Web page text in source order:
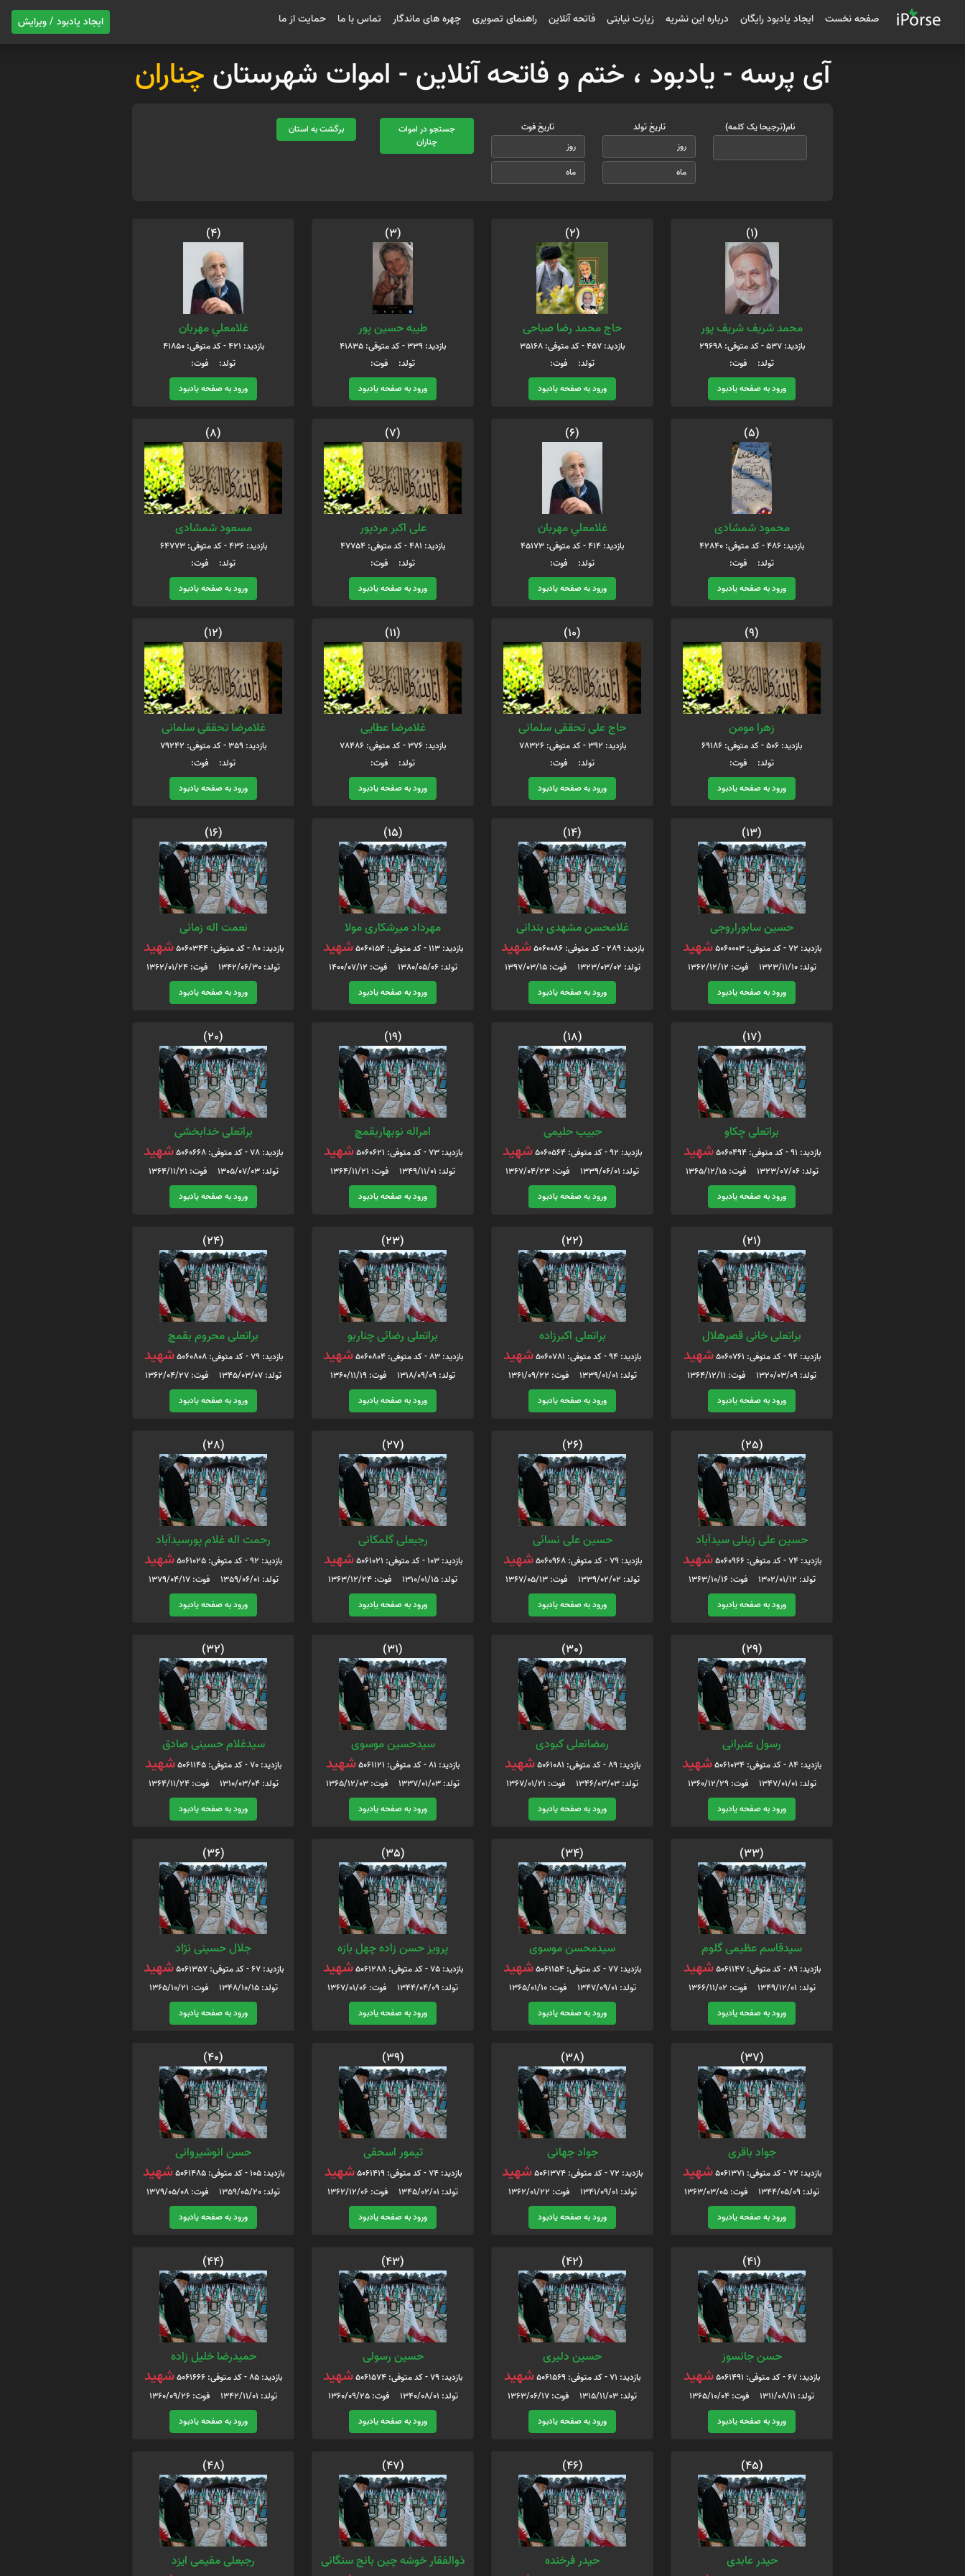
ایجاد یادبود / ویرایش صفحه نخست ایجاد یادبود رایگان درباره این نشریه زیارت نیابتی فاتحه آنلاین راهنمای تصویری چهره های ماندگار تماس با ما حمایت از ما
آی پرسه - یادبود ، ختم و فاتحه آنلاین - اموات شهرستان چناران
نام(ترجیحا یک کلمه) تاریخ تولد تاریخ فوت
جستجو در اموات
چناران
برگشت به استان
(1)
محمد شریف شریف پور
بازدید: 537 - کد متوفی: 29698
تولد: فوت:
ورود به صفحه یادبود
(2)
حاج محمد رضا صباحی
بازدید: 457 - کد متوفی: 35168
تولد: فوت:
ورود به صفحه یادبود
(3)
طيبه حسين پور
بازدید: 339 - کد متوفی: 41835
تولد: فوت:
ورود به صفحه یادبود
(4)
غلامعلي مهربان
بازدید: 421 - کد متوفی: 41850
تولد: فوت:
ورود به صفحه یادبود
(5)
محمود شمشادی
بازدید: 486 - کد متوفی: 42840
تولد: فوت:
ورود به صفحه یادبود
(6)
غلامعلي مهربان
بازدید: 414 - کد متوفی: 45173
تولد: فوت:
ورود به صفحه یادبود
(7)
علی اکبر مردپور
بازدید: 481 - کد متوفی: 47754
تولد: فوت:
ورود به صفحه یادبود
(8)
مسعود شمشادی
بازدید: 436 - کد متوفی: 64773
تولد: فوت:
ورود به صفحه یادبود
(9)
زهرا مومن
بازدید: 506 - کد متوفی: 69186
تولد: فوت:
ورود به صفحه یادبود
(10)
حاج علی تحققی سلمانی
بازدید: 392 - کد متوفی: 78326
تولد: فوت:
ورود به صفحه یادبود
(11)
غلامرضا عطایی
بازدید: 376 - کد متوفی: 78486
تولد: فوت:
ورود به صفحه یادبود
(12)
غلامرضا تحققی سلمانی
بازدید: 359 - کد متوفی: 79242
تولد: فوت:
ورود به صفحه یادبود
(13)
حسین سابوراروجی
بازدید: 72 - کد متوفی: 5060003 شهید
تولد: 1323/11/10 فوت: 1362/12/12
ورود به صفحه یادبود
(14)
غلامحسن مشهدی بندانی
بازدید: 289 - کد متوفی: 5060086 شهید
تولد: 1323/03/02 فوت: 1397/03/15
ورود به صفحه یادبود
(15)
مهرداد میرشکاری مولا
بازدید: 113 - کد متوفی: 5060154 شهید
تولد: 1380/05/06 فوت: 1400/07/12
ورود به صفحه یادبود
(16)
نعمت اله زمانی
بازدید: 80 - کد متوفی: 5060344 شهید
تولد: 1342/06/30 فوت: 1362/01/24
ورود به صفحه یادبود
(17)
براتعلی چکاو
بازدید: 91 - کد متوفی: 5060494 شهید
تولد: 1323/07/06 فوت: 1365/12/15
ورود به صفحه یادبود
(18)
حبیب حلیمی
بازدید: 92 - کد متوفی: 5060564 شهید
تولد: 1339/06/01 فوت: 1367/04/23
ورود به صفحه یادبود
(19)
امراله نوبهاربقمچ
بازدید: 73 - کد متوفی: 5060621 شهید
تولد: 1349/11/01 فوت: 1364/11/21
ورود به صفحه یادبود
(20)
براتعلی خدابخشی
بازدید: 78 - کد متوفی: 5060668 شهید
تولد: 1305/07/03 فوت: 1364/11/21
ورود به صفحه یادبود
(21)
براتعلی خانی قصرهلال
بازدید: 94 - کد متوفی: 5060761 شهید
تولد: 1320/03/09 فوت: 1364/12/11
ورود به صفحه یادبود
(22)
براتعلی اکبرزاده
بازدید: 94 - کد متوفی: 5060781 شهید
تولد: 1339/01/01 فوت: 1361/09/22
ورود به صفحه یادبود
(23)
براتعلی رضائی چناربو
بازدید: 83 - کد متوفی: 5060804 شهید
تولد: 1318/09/09 فوت: 1360/11/19
ورود به صفحه یادبود
(24)
براتعلی محروم بقمچ
بازدید: 79 - کد متوفی: 5060808 شهید
تولد: 1345/03/07 فوت: 1362/04/27
ورود به صفحه یادبود
(25)
حسین علی زینلی سیدآباد
بازدید: 74 - کد متوفی: 5060966 شهید
تولد: 1302/01/12 فوت: 1363/10/16
ورود به صفحه یادبود
(26)
حسین علی نسائی
بازدید: 79 - کد متوفی: 5060968 شهید
تولد: 1339/02/02 فوت: 1367/05/13
ورود به صفحه یادبود
(27)
رجبعلی گلمکانی
بازدید: 103 - کد متوفی: 5061021 شهید
تولد: 1310/01/15 فوت: 1363/12/24
ورود به صفحه یادبود
(28)
رحمت اله غلام پورسیدآباد
بازدید: 92 - کد متوفی: 5061025 شهید
تولد: 1359/06/01 فوت: 1379/04/17
ورود به صفحه یادبود
(29)
رسول عنبرانی
بازدید: 84 - کد متوفی: 5061034 شهید
تولد: 1347/01/01 فوت: 1360/12/29
ورود به صفحه یادبود
(30)
رمضانعلی کبودی
بازدید: 89 - کد متوفی: 5061081 شهید
تولد: 1346/03/03 فوت: 1367/01/21
ورود به صفحه یادبود
(31)
سیدحسین موسوی
بازدید: 81 - کد متوفی: 5061121 شهید
تولد: 1337/01/03 فوت: 1365/12/03
ورود به صفحه یادبود
(32)
سیدغلام حسینی صادق
بازدید: 70 - کد متوفی: 5061145 شهید
تولد: 1310/03/04 فوت: 1364/11/24
ورود به صفحه یادبود
(33)
سیدقاسم عظیمی گلوم
بازدید: 89 - کد متوفی: 5061147 شهید
تولد: 1349/12/01 فوت: 1366/11/02
ورود به صفحه یادبود
(34)
سیدمحسن موسوی
بازدید: 77 - کد متوفی: 5061154 شهید
تولد: 1347/09/01 فوت: 1365/01/10
ورود به صفحه یادبود
(35)
پرویز حسن زاده چهل بازه
بازدید: 75 - کد متوفی: 5061288 شهید
تولد: 1344/04/09 فوت: 1367/01/06
ورود به صفحه یادبود
(36)
جلال حسینی نژاد
بازدید: 67 - کد متوفی: 5061357 شهید
تولد: 1348/10/15 فوت: 1365/10/21
ورود به صفحه یادبود
(37)
جواد باقری
بازدید: 72 - کد متوفی: 5061371 شهید
تولد: 1344/05/09 فوت: 1363/03/05
ورود به صفحه یادبود
(38)
جواد جهانی
بازدید: 72 - کد متوفی: 5061374 شهید
تولد: 1341/09/01 فوت: 1362/01/22
ورود به صفحه یادبود
(39)
تیمور اسحقی
بازدید: 74 - کد متوفی: 5061419 شهید
تولد: 1345/02/01 فوت: 1362/12/06
ورود به صفحه یادبود
(40)
حسن انوشیروانی
بازدید: 105 - کد متوفی: 5061485 شهید
تولد: 1359/05/20 فوت: 1379/05/08
ورود به صفحه یادبود
(41)
حسن جانسوز
بازدید: 67 - کد متوفی: 5061491 شهید
تولد: 1311/08/11 فوت: 1365/10/04
ورود به صفحه یادبود
(42)
حسین دلیری
بازدید: 71 - کد متوفی: 5061569 شهید
تولد: 1315/11/03 فوت: 1363/06/17
ورود به صفحه یادبود
(43)
حسین رسولی
بازدید: 79 - کد متوفی: 5061574 شهید
تولد: 1340/08/01 فوت: 1360/09/25
ورود به صفحه یادبود
(44)
حمیدرضا خلیل زاده
بازدید: 85 - کد متوفی: 5061666 شهید
تولد: 1342/11/01 فوت: 1360/09/26
ورود به صفحه یادبود
(45)
حیدر عابدی
(46)
حیدر فرخنده
(47)
ذوالفقار خوشه چین بانج سنگانی
(48)
رجبعلی مقیمی ایزد